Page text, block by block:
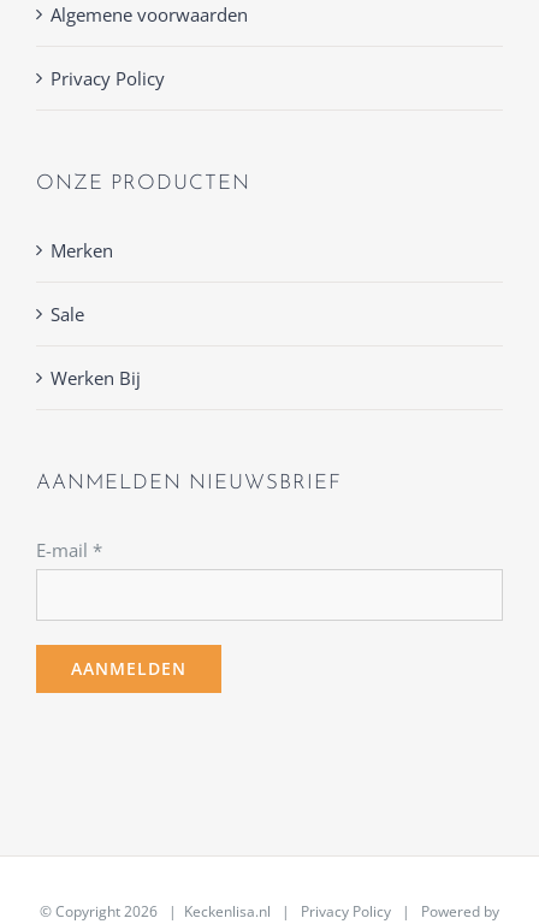
Algemene voorwaarden
Privacy Policy
ONZE PRODUCTEN
Merken
Sale
Werken Bij
AANMELDEN NIEUWSBRIEF
E-mail *
© Copyright2026 | Keckenlisa.nl | Privacy Policy | Powered by